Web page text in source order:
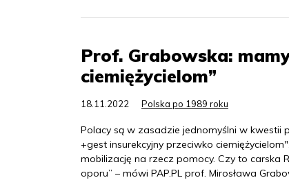
Prof. Grabowska:
ciemiężycielom”
18.11.2022 Polska po 1989 roku
Polacy są w zasadzie jednomyślni w kwestii
+gest insurekcyjny przeciwko
mobilizację na rzecz pomocy. Czy to carska
oporu” – mówi PAP.PL prof. Mirosława